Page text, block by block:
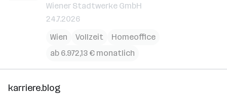
Wiener Stadtwerke GmbH
24.7.2026
Wien
Vollzeit
Homeoffice
ab 6.972,13 € monatlich
karriere.blog